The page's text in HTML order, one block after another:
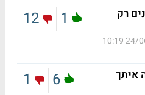
רק
24/06/
1
12
איתך
6
1